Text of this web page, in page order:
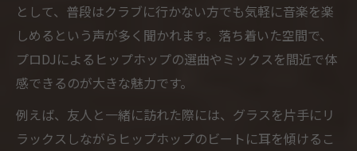
として、普段はクラブに行かない方でも気軽に音楽を楽
しめるという声が多く聞かれます。落ち着いた空間で、
プロDJによるヒップホップの選曲やミックスを間近で体
感できるのが大きな魅力です。
例えば、友人と一緒に訪れた際には、グラスを片手にリ
ラックスしながらヒップホップのビートに耳を傾けるこ